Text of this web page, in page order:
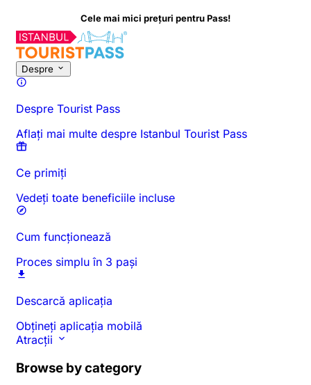
Cele mai mici prețuri pentru Pass!
Despre
Despre Tourist Pass
Aflați mai multe despre Istanbul Tourist Pass
Ce primiți
Vedeți toate beneficiile incluse
Cum funcționează
Proces simplu în 3 pași
Descarcă aplicația
Obțineți aplicația mobilă
Atracții
Browse by category
Despre această activitate Prezentare generală